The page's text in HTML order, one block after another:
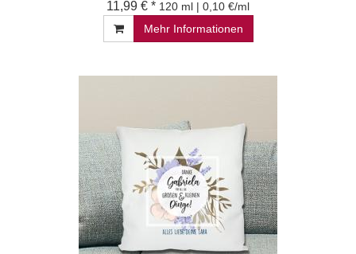
11,99 € * 120 ml | 0,10 €/ml
Mehr Informationen